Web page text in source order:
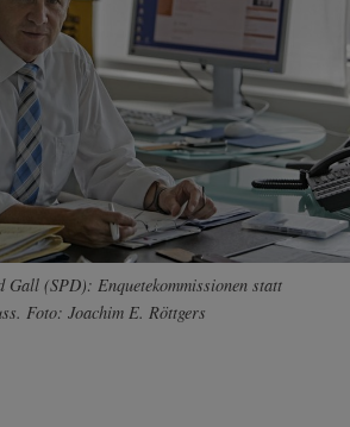
Gall (SPD): Enquetekommissionen statt
Foto: Joachim E. Röttgers